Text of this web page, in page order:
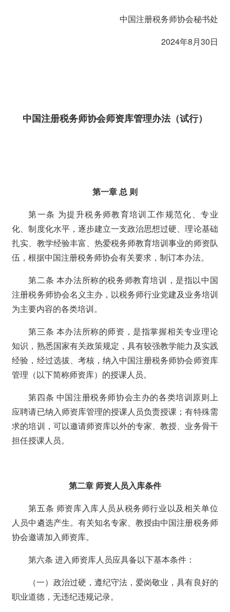
中国注册税务师协会秘书处
2024年8月30日
中国注册税务师协会师资库管理办法（试行）
第一章 总 则
第一条 为提升税务师教育培训工作规范化、专业
化、制度化水平，逐步建立一支政治思想过硬、理论基础
扎实、教学经验丰富、热爱税务师教育培训事业的师资队
伍 ，根据中国注册税务师协会有关要求，制订本办法。
第二条 本办法所称的税务师教育培训，是指以中国
注册税务师协会名义主办，以税务师行业党建及业务培训
为主要内容的各类培训。
第三条 本办法所称的师资，是指掌握相关专业理论
知识，熟悉国家有关政策规定，具有较强教学能力及实践
经验，经过选拔、考核，纳入中国注册税务师协会师资库
管理（以下简称师资库）的授课人员。
第四条 中国注册税务师协会主办的各类培训原则上
应聘请已纳入师资库管理的授课人员负责授课；有特殊需
求的培训，可以邀请师资库以外的专家、教授、业务骨干
担任授课人员。
第二章 师资人员入库条件
第五条 师资库入库人员从税务师行业以及相关单位
人员中遴选产生。有关知名专家、教授由中国注册税务师
协会邀请加入师资库。
第六条 进入师资库人员应具备以下基本条件：
（一）政治过硬，遵纪守法，爱岗敬业，具有良好的
职业道德，无违纪违规记录。